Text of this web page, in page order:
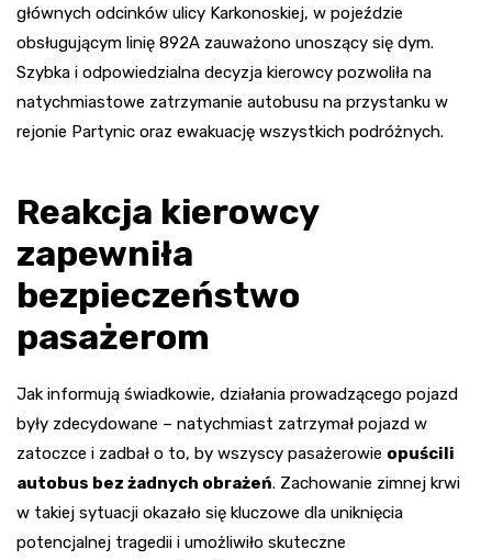
głównych odcinków ulicy Karkonoskiej, w pojeździe
obsługującym linię 892A zauważono unoszący się dym.
Szybka i odpowiedzialna decyzja kierowcy pozwoliła na
natychmiastowe zatrzymanie autobusu na przystanku w
rejonie Partynic oraz ewakuację wszystkich podróżnych.
Reakcja kierowcy
zapewniła
bezpieczeństwo
pasażerom
Jak informują świadkowie, działania prowadzącego pojazd
były zdecydowane – natychmiast zatrzymał pojazd w
zatoczce i zadbał o to, by wszyscy pasażerowie opuścili
autobus bez żadnych obrażeń. Zachowanie zimnej krwi
w takiej sytuacji okazało się kluczowe dla uniknięcia
potencjalnej tragedii i umożliwiło skuteczne